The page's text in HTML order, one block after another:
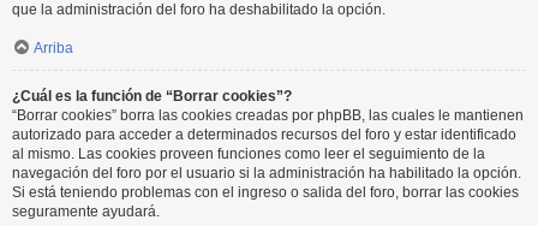
que la administración del foro ha deshabilitado la opción.
Arriba
¿Cuál es la función de “Borrar cookies”?
“Borrar cookies” borra las cookies creadas por phpBB, las cuales le mantienen
autorizado para acceder a determinados recursos del foro y estar identificado
al mismo. Las cookies proveen funciones como leer el seguimiento de la
navegación del foro por el usuario si la administración ha habilitado la opción.
Si está teniendo problemas con el ingreso o salida del foro, borrar las cookies
seguramente ayudará.